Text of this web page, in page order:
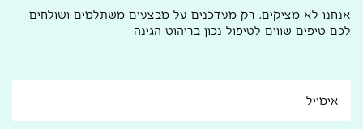
אנחנו לא מציקים, רק מעדכנים על מבצעים משתלמים ושולחים
לכם טיפים שווים לטיפול נכון בריהוט הגינה